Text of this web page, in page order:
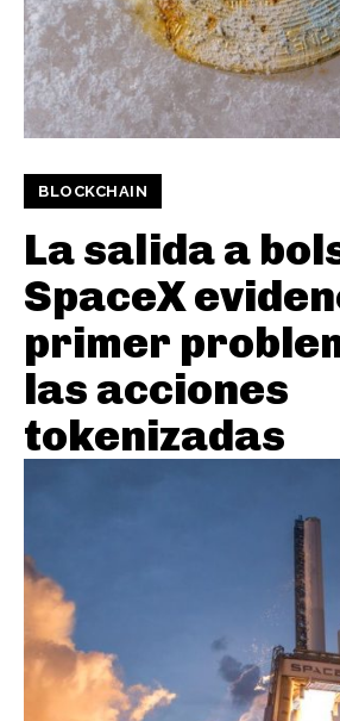
BLOCKCHAIN
La salida a
SpaceX
primer
las acciones
tokenizadas